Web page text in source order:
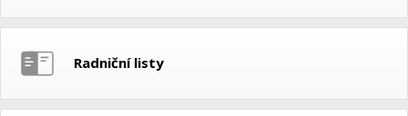
Radniční listy